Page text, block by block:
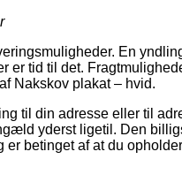
En
tid til det.
Nakskov plakat – hvid.
til din adresse eller til
yderst ligetil. Den
betinget af at du